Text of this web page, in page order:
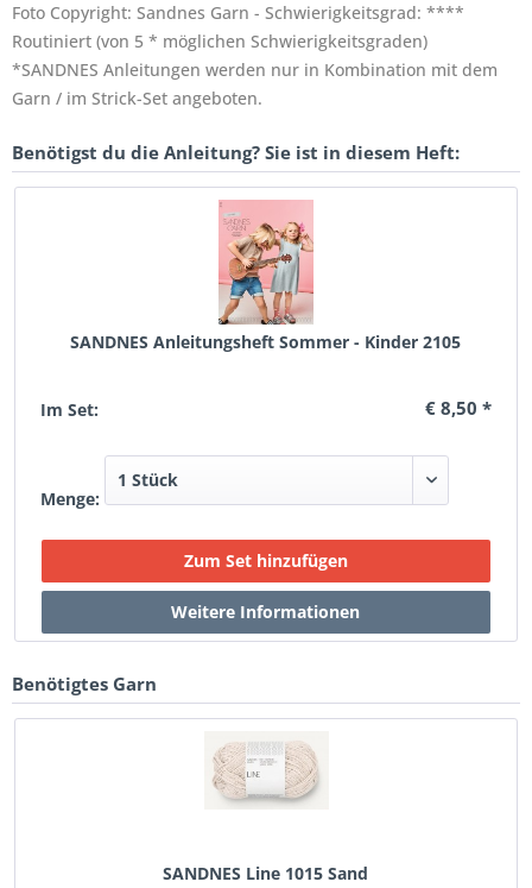
Foto Copyright: Sandnes Garn - Schwierigkeitsgrad: ****
Routiniert (von 5 * möglichen Schwierigkeitsgraden)
*SANDNES Anleitungen werden nur in Kombination mit dem
Garn / im Strick-Set angeboten.
Benötigst du die Anleitung? Sie ist in diesem Heft:
SANDNES Anleitungsheft Sommer - Kinder 2105
Im Set: € 8,50 *
Menge:
Benötigtes Garn
SANDNES Line 1015 Sand